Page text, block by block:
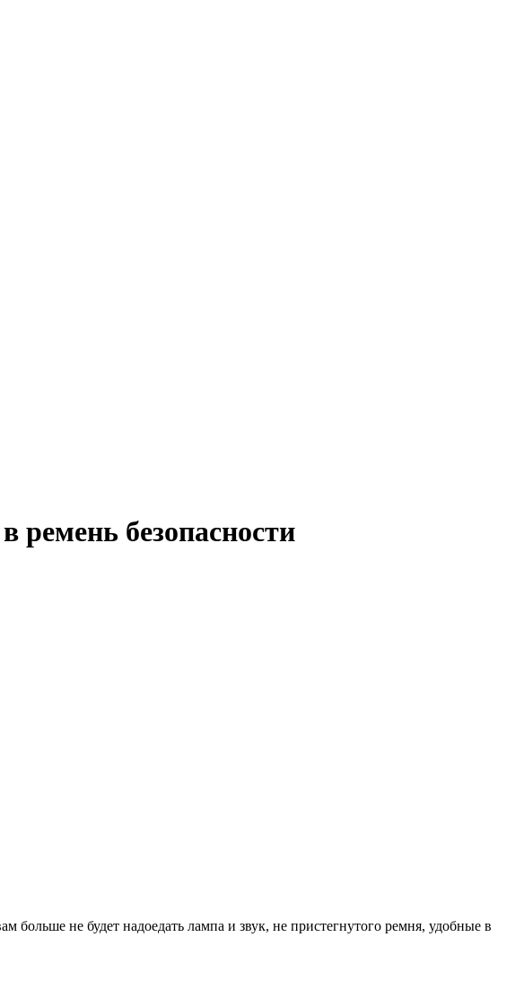
ремень безопасности
больше не будет надоедать лампа и звук, не пристегнутого ремня, удобные в